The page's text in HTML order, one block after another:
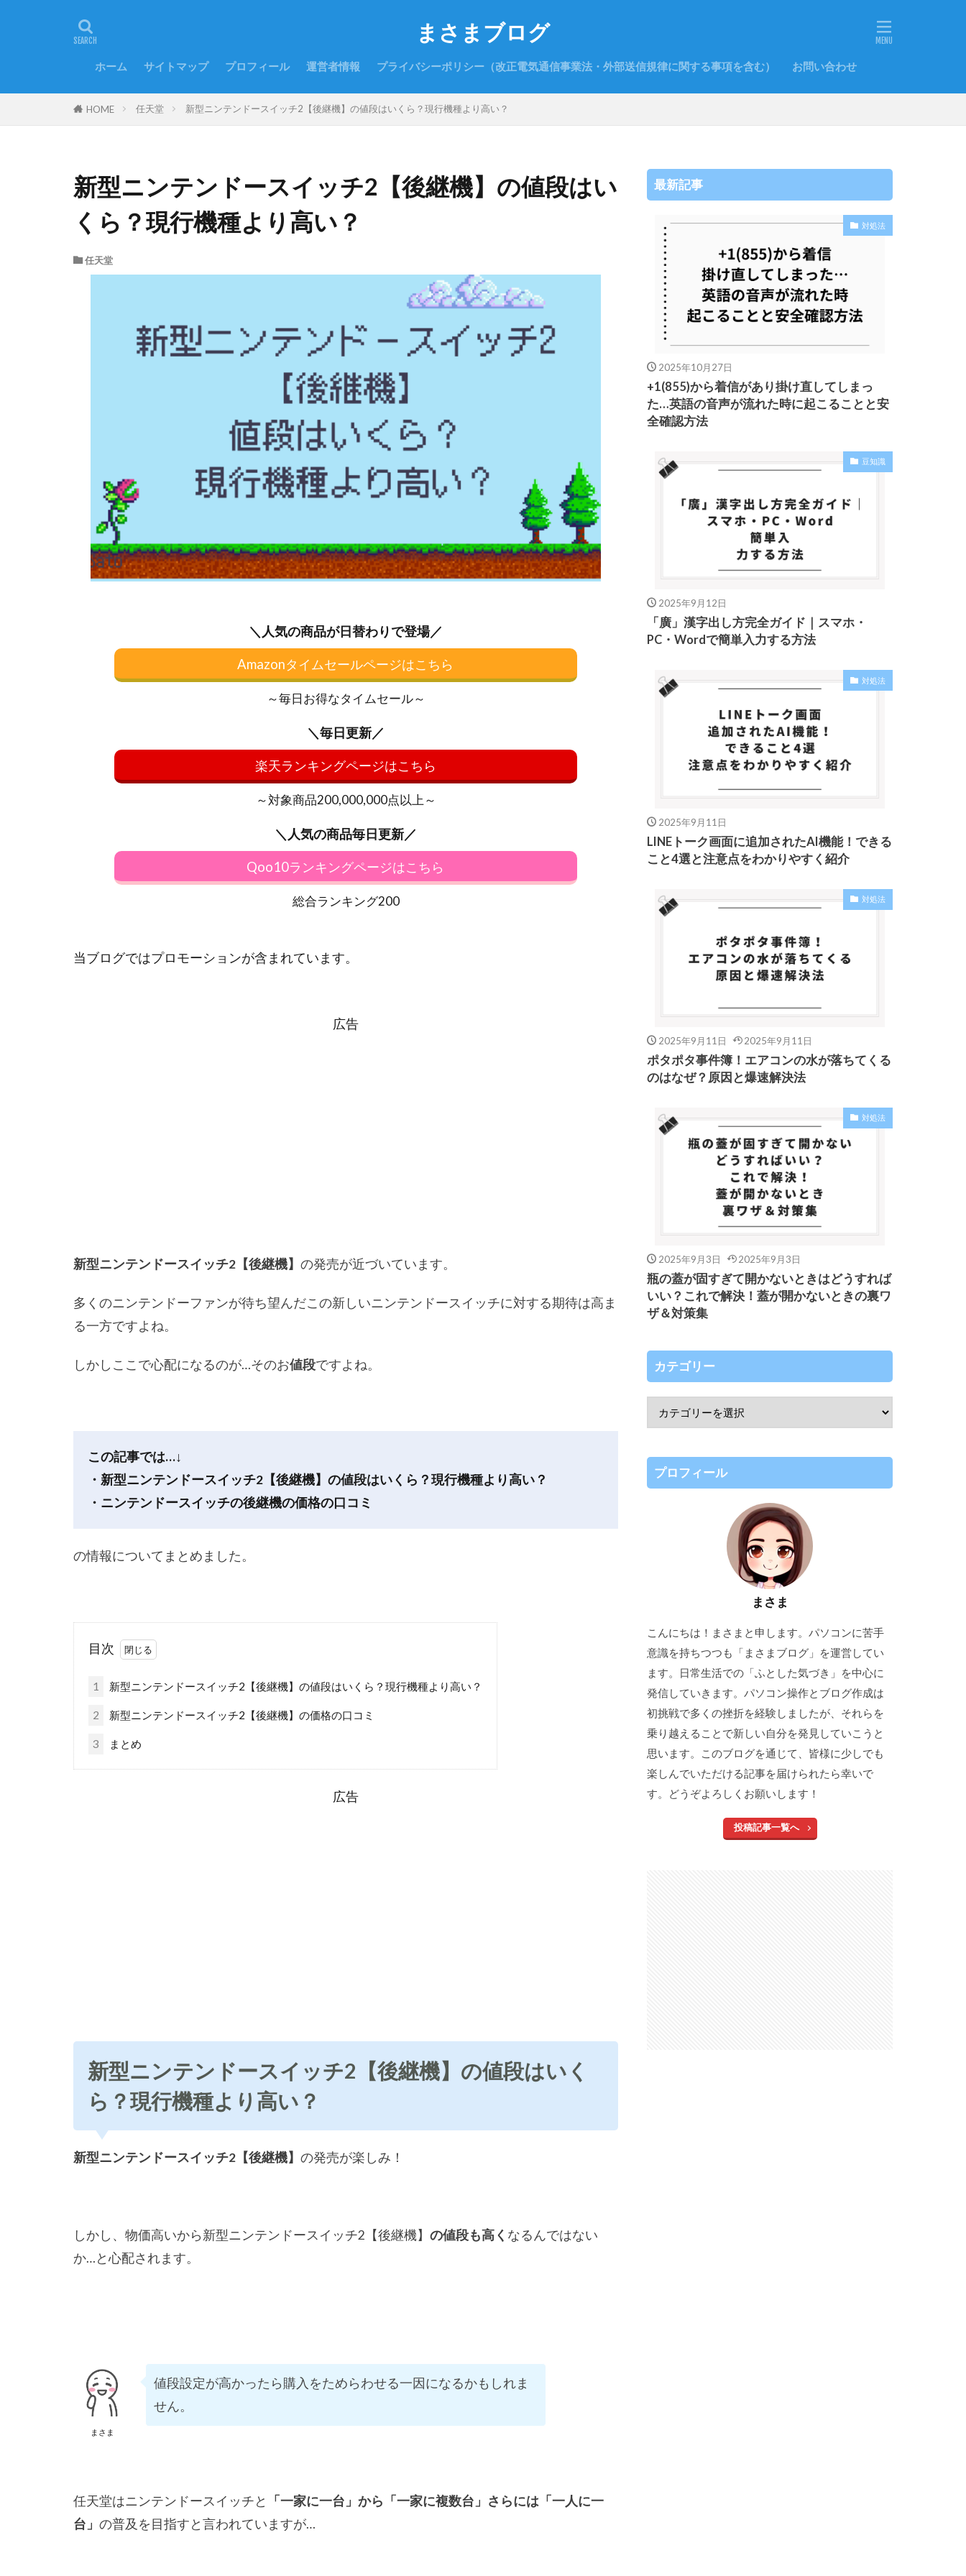
まさまブログ
ホーム サイトマップ プロフィール 運営者情報 プライバシーポリシー（改正電気通信事業法・外部送信規律に関する事項を含む） お問い合わせ
HOME 任天堂 新型ニンテンドースイッチ2【後継機】の値段はいくら？現行機種より高い？
新型ニンテンドースイッチ2【後継機】の値段はい
くら？現行機種より高い？
任天堂
＼人気の商品が日替わりで登場／
Amazonタイムセールページはこちら
～毎日お得なタイムセール～
＼毎日更新／
楽天ランキングページはこちら
～対象商品200,000,000点以上～
＼人気の商品毎日更新／
Qoo10ランキングページはこちら
総合ランキング200
当ブログではプロモーションが含まれています。
広告
新型ニンテンドースイッチ2【後継機】 の発売が近づいています。
多くのニンテンドーファンが待ち望んだこの新しいニンテンドースイッチに対する期待は高ま
る一方ですよね。
しかしここで心配になるのが…そのお値段ですよね。
この記事では…↓
・新型ニンテンドースイッチ2【後継機】の値段はいくら？現行機種より高い？
・ニンテンドースイッチの後継機の価格の口コミ
の情報についてまとめました。
目次
1 新型ニンテンドースイッチ2【後継機】の値段はいくら？現行機種より高い？
2 新型ニンテンドースイッチ2【後継機】の価格の口コミ
3 まとめ
広告
新型ニンテンドースイッチ2【後継機】の値段はいく
ら？現行機種より高い？
新型ニンテンドースイッチ2【後継機】 の発売が楽しみ！
しかし、物価高いから新型ニンテンドースイッチ2【後継機】 の値段も高く なるんではない
か…と心配されます。
まさま
値段設定が高かったら購入をためらわせる一因になるかもしれま
せん。
任天堂はニンテンドースイッチと
「一家に一台」から「一家に複数台」さらには「一人に一
台」 の普及を目指すと言われていますが…
最新記事
対処法
2025年10月27日
+1(855)から着信があり掛け直してしまっ
た…英語の音声が流れた時に起こることと安
全確認方法
豆知識
2025年9月12日
「廣」漢字出し方完全ガイド｜スマホ・
PC・Wordで簡単入力する方法
対処法
2025年9月11日
LINEトーク画面に追加されたAI機能！できる
こと4選と注意点をわかりやすく紹介
対処法
2025年9月11日 2025年9月11日
ポタポタ事件簿！エアコンの水が落ちてくる
のはなぜ？原因と爆速解決法
対処法
2025年9月3日 2025年9月3日
瓶の蓋が固すぎて開かないときはどうすれば
いい？これで解決！蓋が開かないときの裏ワ
ザ＆対策集
カテゴリー
プロフィール
まさま
こんにちは！まさまと申します。パソコンに苦手
意識を持ちつつも「まさまブログ」を運営してい
ます。日常生活での「ふとした気づき」を中心に
発信していきます。パソコン操作とブログ作成は
初挑戦で多くの挫折を経験しましたが、それらを
乗り越えることで新しい自分を発見していこうと
思います。このブログを通じて、皆様に少しでも
楽しんでいただける記事を届けられたら幸いで
す。どうぞよろしくお願いします！
投稿記事一覧へ